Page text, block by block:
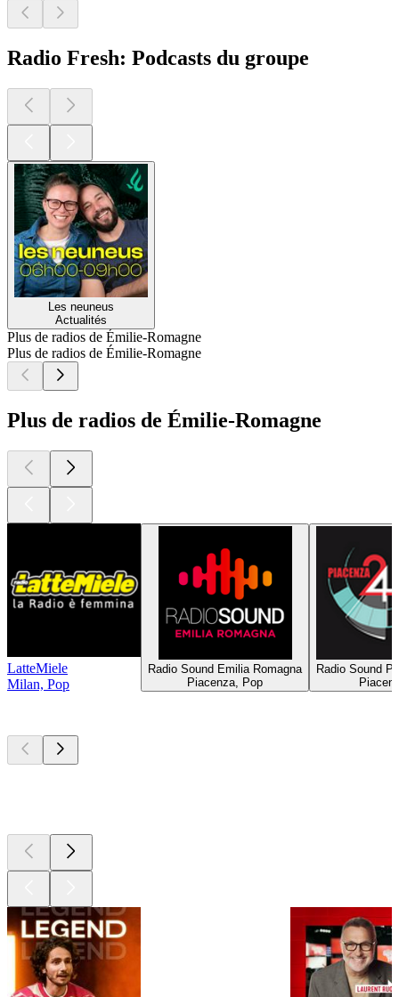
Radio Fresh: Podcasts du groupe
Les neuneus
Actualités
Plus de radios de Émilie-Romagne
Plus de radios de Émilie-Romagne
Plus de radios de Émilie-Romagne
LatteMiele
Milan, Pop
Radio Sound Emilia Romagna
Piacenza, Pop
Radio Sound